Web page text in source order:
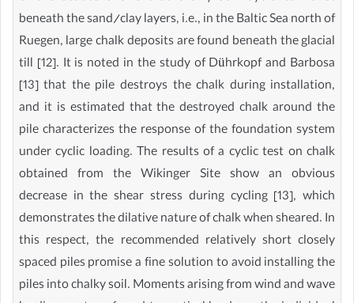
beneath the sand/clay layers, i.e., in the Baltic Sea north of
Ruegen, large chalk deposits are found beneath the glacial
till [12]. It is noted in the study of Dührkopf and Barbosa
[13] that the pile destroys the chalk during installation,
and it is estimated that the destroyed chalk around the
pile characterizes the response of the foundation system
under cyclic loading. The results of a cyclic test on chalk
obtained from the Wikinger Site show an obvious
decrease in the shear stress during cycling [13], which
demonstrates the dilative nature of chalk when sheared. In
this respect, the recommended relatively short closely
spaced piles promise a fine solution to avoid installing the
piles into chalky soil. Moments arising from wind and wave